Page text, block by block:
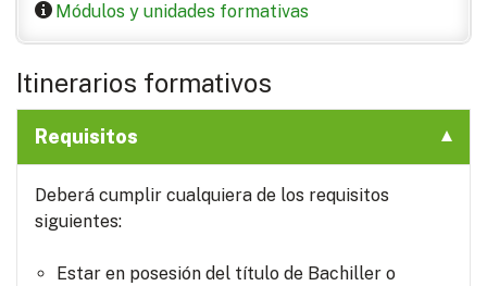
Módulos y unidades formativas
Itinerarios formativos
Requisitos
Deberá cumplir cualquiera de los requisitos
siguientes:
Estar en posesión del título de Bachiller o